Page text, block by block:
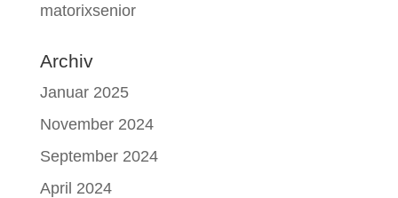
matorixsenior
Archiv
Januar 2025
November 2024
September 2024
April 2024